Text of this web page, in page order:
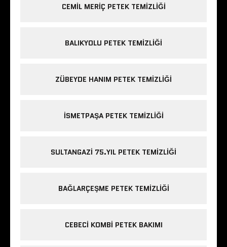
CEMIL MERIÇ PETEK TEMIZLIĞI
BALIKYOLU PETEK TEMIZLIĞI
ZÜBEYDE HANIM PETEK TEMIZLIĞI
ISMETPAŞA PETEK TEMIZLIĞI
SULTANGAZI 75.YIL PETEK TEMIZLIĞI
BAĞLARÇEŞME PETEK TEMIZLIĞI
CEBECI KOMBI PETEK BAKIMI